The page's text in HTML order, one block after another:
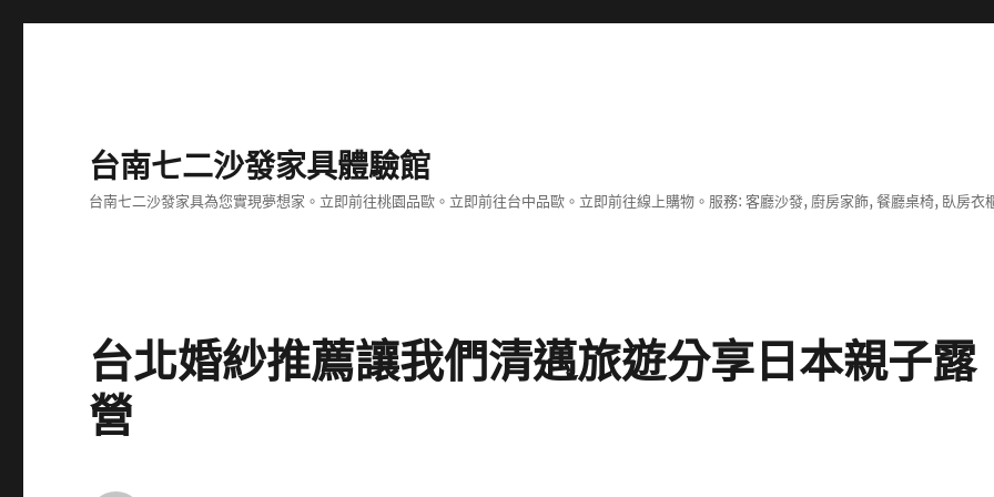
台南七二沙發家具體驗館
台南七二沙發家具為您實現夢想家。立即前往桃園品歐。立即前往台中品歐。立即前往線上購物。服務: 客廳沙發, 廚房家飾, 餐廳桌椅, 臥房衣
台北婚紗推薦讓我們清邁旅遊分享日本親子露
營